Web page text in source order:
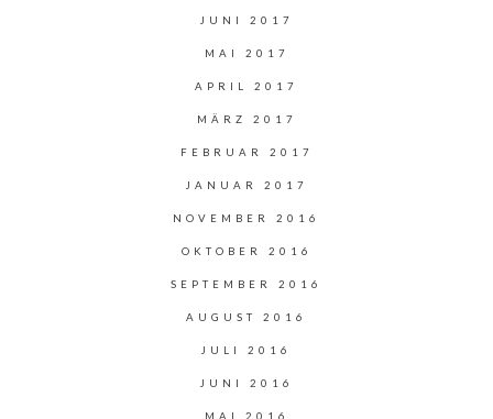
JUNI 2017
MAI 2017
APRIL 2017
MÄRZ 2017
FEBRUAR 2017
JANUAR 2017
NOVEMBER 2016
OKTOBER 2016
SEPTEMBER 2016
AUGUST 2016
JULI 2016
JUNI 2016
MAI 2016